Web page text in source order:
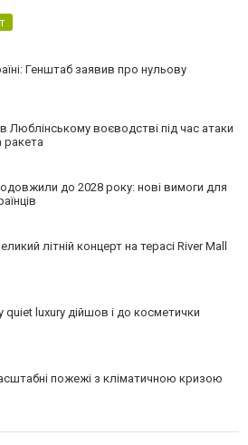
Генштаб заявив про нульову
Люблінському воєводстві під час атаки
ракета
до 2028 року: нові вимоги для
літній концерт на терасі River Mall
quiet luxury дійшов і до косметички
пожежі з кліматичною кризою